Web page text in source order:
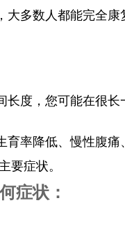
大多数人都能完全
长度，您可能在很
育率降低、慢性腹
要症状。
症状：